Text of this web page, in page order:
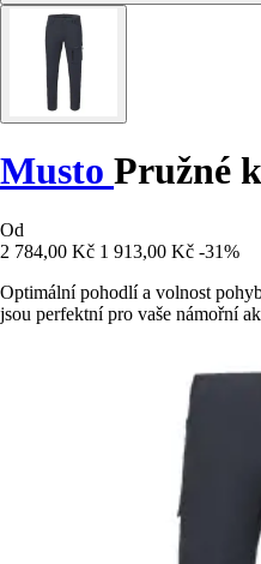
Musto Pružné
Od
2 784,00 Kč 1 913,00 Kč -31%
Optimální pohodlí a volnost
jsou perfektní pro vaše námořní